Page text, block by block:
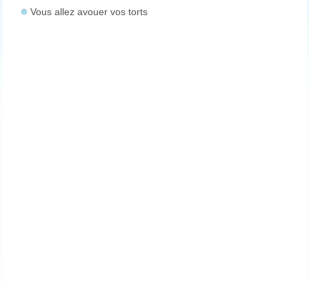
Vous allez avouer vos torts